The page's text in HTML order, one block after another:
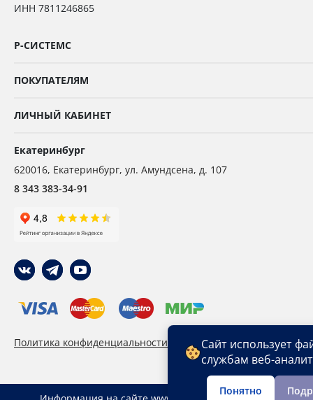
ИНН 7811246865
Р-СИСТЕМС
ПОКУПАТЕЛЯМ
ЛИЧНЫЙ КАБИНЕТ
Екатеринбург
620016, Екатеринбург, ул. Амундсена, д. 107
8 343 383-34-91
Политика конфиденциальности Пользовательское
Сайт использует
службам веб-
Понятно